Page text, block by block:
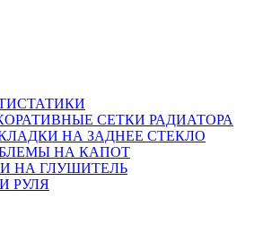
СЕТКИ РАДИАТОРА
НА ЗАДНЕЕ СТЕКЛО
НА КАПОТ
НА ГЛУШИТЕЛЬ
РУЛЯ